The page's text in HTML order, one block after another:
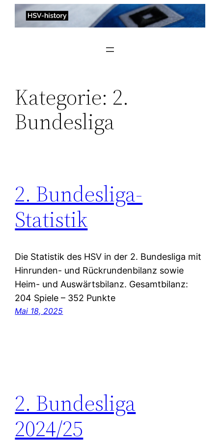
Zum
Inhalt
Kategorie: 2.
Bundesliga
2. Bundesliga-
Statistik
Die Statistik des HSV in der 2. Bundesliga mit
Hinrunden- und Rückrundenbilanz sowie
Heim- und Auswärtsbilanz. Gesamtbilanz:
204 Spiele – 352 Punkte
Mai 18, 2025
2. Bundesliga
2024/25